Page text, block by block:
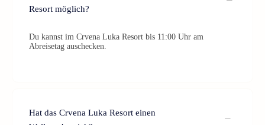
Resort möglich?
Du kannst im Crvena Luka Resort bis 11:00 Uhr am
Abreisetag auschecken.
Hat das Crvena Luka Resort einen